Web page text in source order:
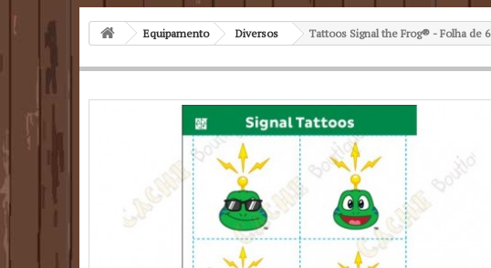
Equipamento Diversos Tattoos Signal the Frog®️ - Folha de 6